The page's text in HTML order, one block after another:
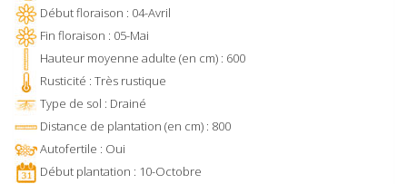
Début floraison : 04-Avril
Fin floraison : 05-Mai
Hauteur moyenne adulte (en cm) : 600
Rusticité : Très rustique
Type de sol : Drainé
Distance de plantation (en cm) : 800
Autofertile : Oui
Début plantation : 10-Octobre